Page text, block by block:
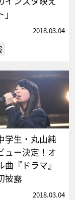
2018.03.04
学生・丸山純
ュー決定！オ
曲『ドラマ』
披露
2018.03.04